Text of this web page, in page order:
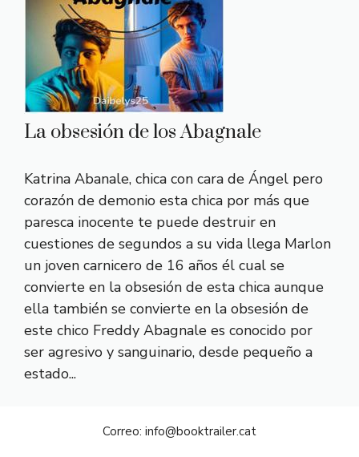
La obsesión de los Abagnale
Katrina Abanale, chica con cara de Ángel pero
corazón de demonio esta chica por más que
paresca inocente te puede destruir en
cuestiones de segundos a su vida llega Marlon
un joven carnicero de 16 años él cual se
convierte en la obsesión de esta chica aunque
ella también se convierte en la obsesión de
este chico Freddy Abagnale es conocido por
ser agresivo y sanguinario, desde pequeño a
estado...
Correo: info@booktrailer.cat